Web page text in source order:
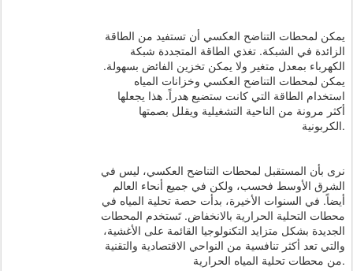
يمكن لمحطات التناضح العكسي أن تستفيد من الطاقة
الزائدة في الشبكة. تغذي الطاقة المتجددة شبكة
الكهرباء بمعدل متغير ولا يمكن تخزين الفائض بسهولة.
يمكن لمحطات التناضح العكسي وخزانات المياه
استخدام الطاقة التي كانت ستضيع هدراً. هذا يجعلها
أكثر مرونة من الناحية التشغيلية ويقلل بصمتها
الكربونية.
نرى بأن المستقبل لمحطات التناضح العكسي، ليس في
الشرق الأوسط فحسب، ولكن في جميع أنحاء العالم
أيضاً. في السنوات الأخيرة، بدأت حصة تحلية المياه في
محطات التحلية الحرارية بالانخفاض. تَستخدم المحطات
الجديدة بشكل متزايد التكنولوجيا القائمة على الأغشية،
والتي تعد أكثر تنافسية من النواحي الاقتصادية والتقنية
من محطات تحلية المياه الحرارية.